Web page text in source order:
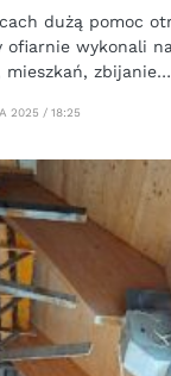
dużą pomoc
ofiarnie wykonali
mieszkań, zbijanie…
2025 / 18:25